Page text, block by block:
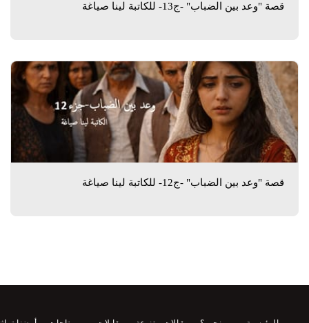
قصة "وعد بين الضباب" -ج13- للكاتبة لينا صياغة
قصة "وعد بين الضباب" -ج12- للكاتبة لينا صياغة